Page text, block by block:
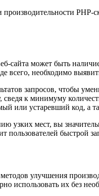
сайта может быть
всего, необходимо
запросов, чтобы
сведя к минимуму
или устаревший код, а
узких мест, вы
пользователей быстрой
улучшения
использовать их без